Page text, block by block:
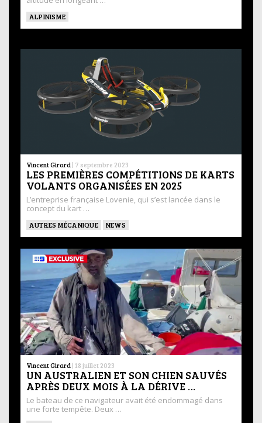
ALPINISME
Vincent Girard | 7 septembre 2023
LES PREMIÈRES COMPÉTITIONS DE KARTS
VOLANTS ORGANISÉES EN 2025
L’entreprise française Lovenie, qui s’est lancée dans le
concept du kart …
AUTRES MÉCANIQUE NEWS
Vincent Girard | 18 juillet 2023
UN AUSTRALIEN ET SON CHIEN SAUVÉS
APRÈS DEUX MOIS À LA DÉRIVE …
Le bateau de ce navigateur avait été endommagé dans
une forte tempête. Deux …